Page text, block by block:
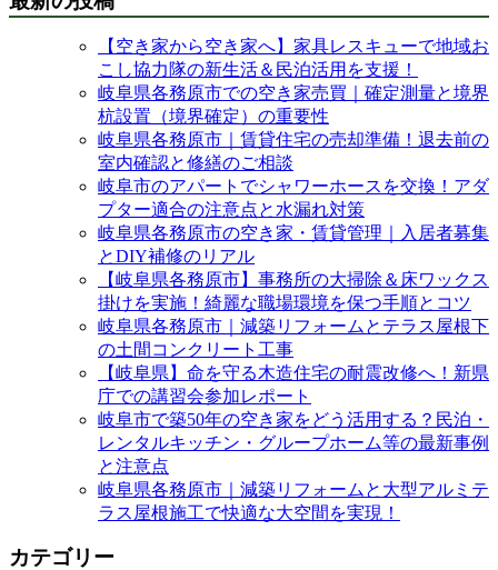
【空き家から空き家へ】家具レスキューで地域お
こし協力隊の新生活＆民泊活用を支援！
岐阜県各務原市での空き家売買｜確定測量と境界
杭設置（境界確定）の重要性
岐阜県各務原市｜賃貸住宅の売却準備！退去前の
室内確認と修繕のご相談
岐阜市のアパートでシャワーホースを交換！アダ
プター適合の注意点と水漏れ対策
岐阜県各務原市の空き家・賃貸管理｜入居者募集
とDIY補修のリアル
【岐阜県各務原市】事務所の大掃除＆床ワックス
掛けを実施！綺麗な職場環境を保つ手順とコツ
岐阜県各務原市｜減築リフォームとテラス屋根下
の土間コンクリート工事
【岐阜県】命を守る木造住宅の耐震改修へ！新県
庁での講習会参加レポート
岐阜市で築50年の空き家をどう活用する？民泊・
レンタルキッチン・グループホーム等の最新事例
と注意点
岐阜県各務原市｜減築リフォームと大型アルミテ
ラス屋根施工で快適な大空間を実現！
カテゴリー